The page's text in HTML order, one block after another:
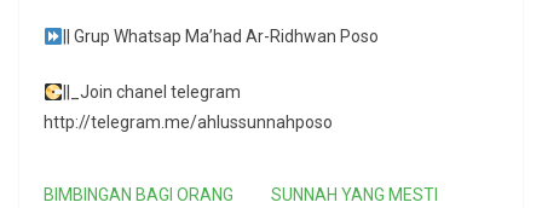
|| Grup Whatsap Ma’had Ar-Ridhwan Poso
||_Join chanel telegram
http://telegram.me/ahlussunnahposo
BIMBINGAN BAGI ORANG
SUNNAH YANG MESTI